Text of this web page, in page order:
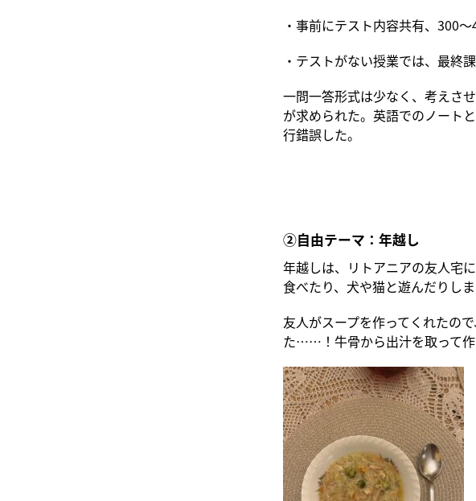
・事前にテスト内容共有、300
・テストがない授業では、最終
一問一答形式は少なく、考えさ
が求められた。英語でのノート
行錯誤した。
②自由テーマ：年越し
年越しは、リトアニアの友人宅
食べたり、犬や猫と遊んだりしま
友人がスープを作ってくれたの
た……！牛骨から出汁を取って作